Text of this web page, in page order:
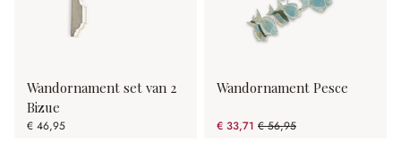
Wandornament set van 2
Bizue
€ 46,95
Wandornament Pesce
€ 33,71 € 56,95
(40.81% gespart)